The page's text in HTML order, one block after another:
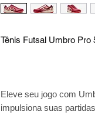
Tênis Futsal Umbro Pro
Eleve seu jogo com
impulsiona suas